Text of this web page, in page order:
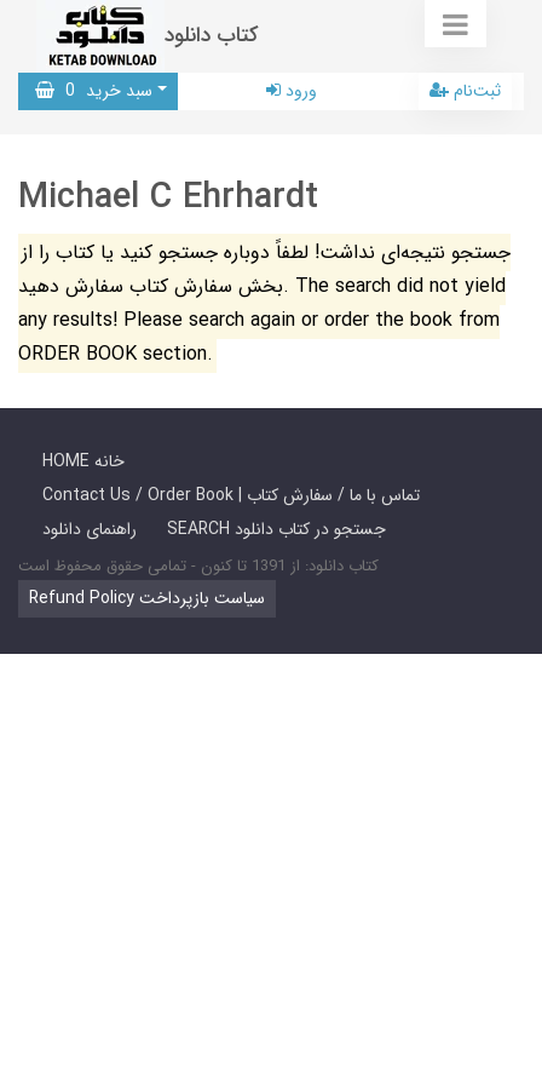
کتاب دانلود
سبد خرید 0 ورود ثبت‌نام
Michael C Ehrhardt
جستجو نتیجه‌ای نداشت! لطفاً دوباره جستجو کنید یا کتاب را از
بخش سفارش کتاب سفارش دهید. The search did not yield
any results! Please search again or order the book from
ORDER BOOK section.
HOME خانه
Contact Us / Order Book | تماس با ما / سفارش کتاب
راهنمای دانلود
SEARCH جستجو در کتاب دانلود
کتاب دانلود: از 1391 تا کنون - تمامی حقوق محفوظ است
Refund Policy سیاست بازپرداخت